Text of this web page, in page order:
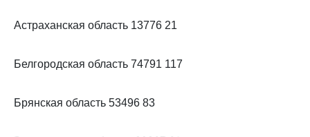
Астраханская область 13776 21
Белгородская область 74791 117
Брянская область 53496 83